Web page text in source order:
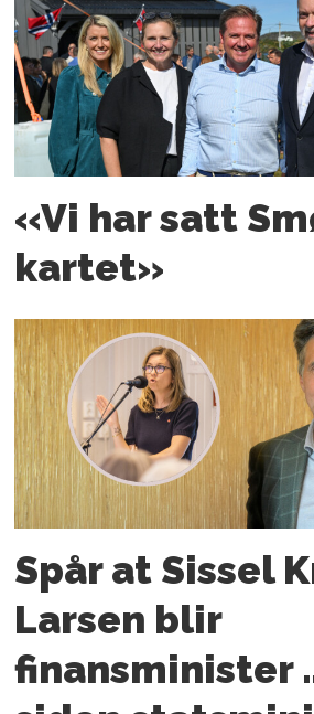
«Vi har satt
kartet»
Spår at Sissel
Larsen blir
finansminister